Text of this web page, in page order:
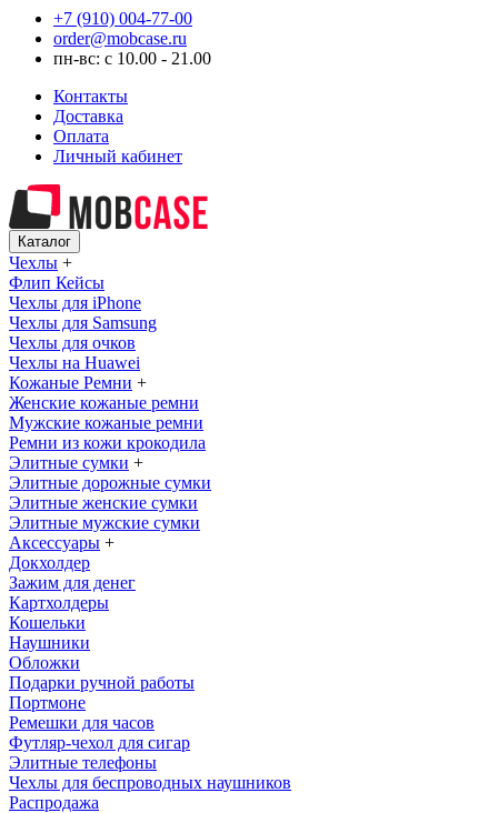
+7 (910) 004-77-00
order@mobcase.ru
пн-вс: с 10.00 - 21.00
Контакты
Доставка
Оплата
Личный кабинет
Каталог
Чехлы +
Флип Кейсы
Чехлы для iPhone
Чехлы для Samsung
Чехлы для очков
Чехлы на Huawei
Кожаные Ремни +
Женские кожаные ремни
Мужские кожаные ремни
Ремни из кожи крокодила
Элитные сумки +
Элитные дорожные сумки
Элитные женские сумки
Элитные мужские сумки
Аксессуары +
Докхолдер
Зажим для денег
Картхолдеры
Кошельки
Наушники
Обложки
Подарки ручной работы
Портмоне
Ремешки для часов
Футляр-чехол для сигар
Элитные телефоны
Чехлы для беспроводных наушников
Распродажа